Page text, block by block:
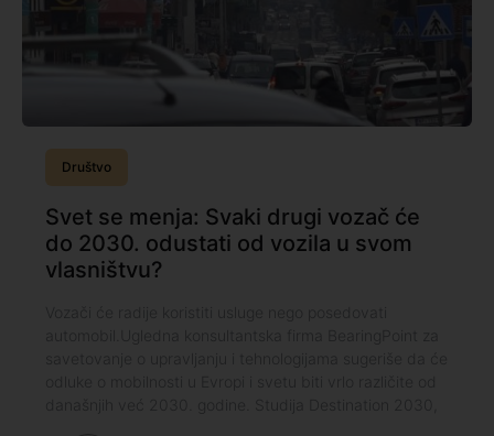
Društvo
Svet se menja: Svaki drugi vozač će
do 2030. odustati od vozila u svom
vlasništvu?